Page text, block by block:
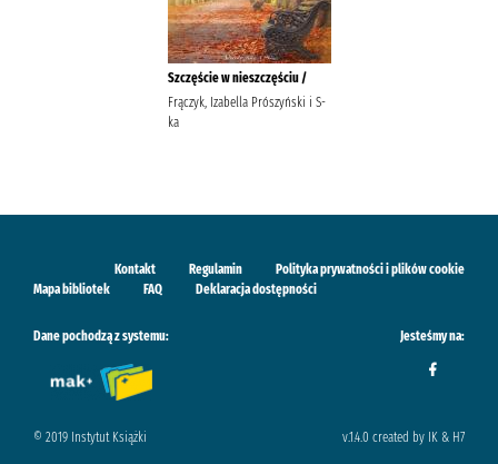
Szczęście w nieszczęściu /
Frączyk, Izabella Prószyński i S-
ka
Kontakt Regulamin
Polityka prywatności i plików cookie
Mapa bibliotek
FAQ Deklaracja dostępności
Dane pochodzą z systemu: Jesteśmy na:
© 2019 Instytut Książki v.1.4.0 created by IK & H7